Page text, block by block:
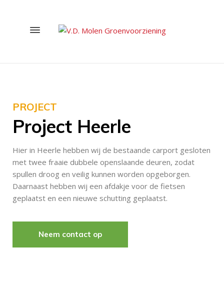
PROJECT
Project Heerle
Hier in Heerle hebben wij de bestaande carport gesloten
met twee fraaie dubbele openslaande deuren, zodat
spullen droog en veilig kunnen worden opgeborgen.
Daarnaast hebben wij een afdakje voor de fietsen
geplaatst en een nieuwe schutting geplaatst.
Neem contact op